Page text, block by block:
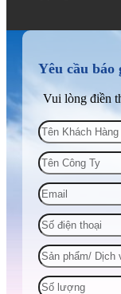
Yêu cầu báo
Vui lòng điền